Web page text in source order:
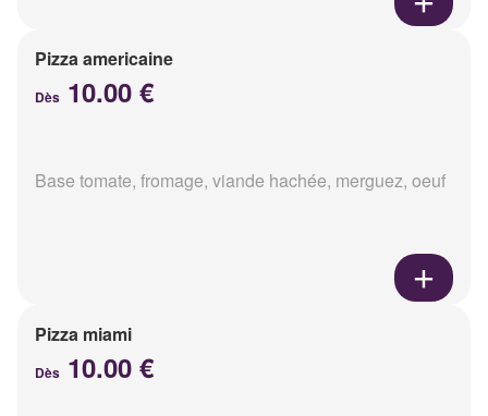
Pizza americaine
Dès 10.00 €
Base tomate, fromage, viande hachée, merguez, oeuf
Pizza miami
Dès 10.00 €